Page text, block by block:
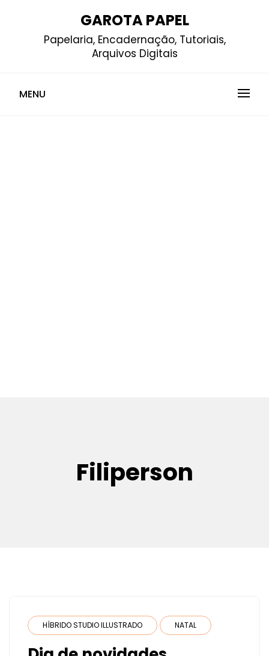
GAROTA PAPEL
Papelaria, Encadernação, Tutoriais,
Arquivos Digitais
MENU
Filiperson
HÍBRIDO STUDIO ILLUSTRADO NATAL